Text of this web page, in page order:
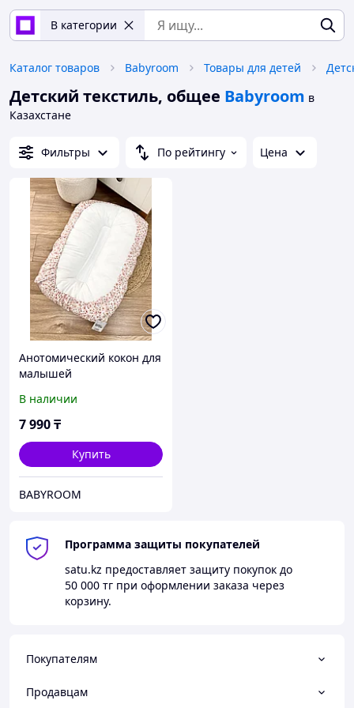
В категории
Каталог товаров Babyroom Товары для детей
Детский текстиль, общее Babyroom в
Казахстане
Фильтры По рейтингу Цена
Анотомический кокон для
малышей
В наличии
7 990₸
Купить
BABYROOM
Программа защиты покупателей
satu.kz предоставляет защиту покупок до
50 000 тг при оформлении заказа через
корзину.
Покупателям
Продавцам